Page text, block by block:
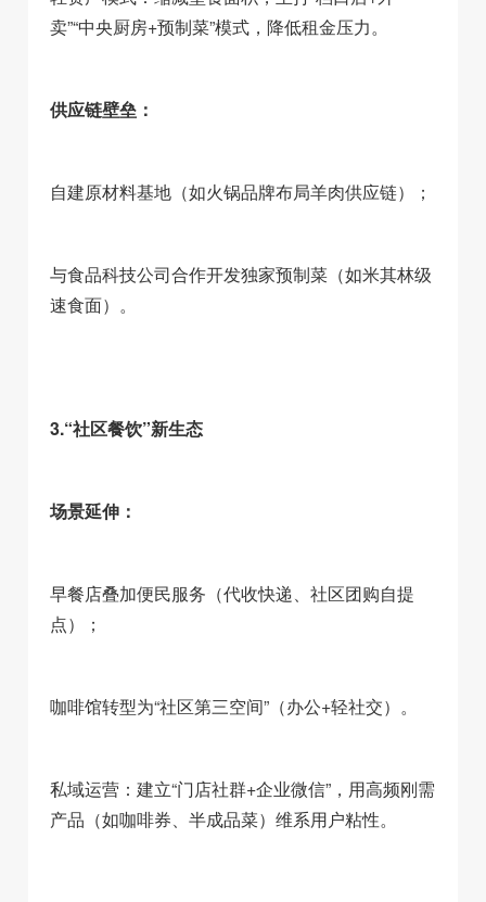
卖”“中央厨房+预制菜”模式，降低租金压力。
供应链壁垒：
自建原材料基地（如火锅品牌布局羊肉供应链）；
与食品科技公司合作开发独家预制菜（如米其林级
速食面）。
3.“社区餐饮”新生态
场景延伸：
早餐店叠加便民服务（代收快递、社区团购自提
点）；
咖啡馆转型为“社区第三空间”（办公+轻社交）。
私域运营：建立“门店社群+企业微信”，用高频刚需
产品（如咖啡券、半成品菜）维系用户粘性。